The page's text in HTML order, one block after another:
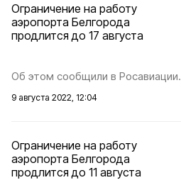
Ограничение на работу
аэропорта Белгорода
продлится до 17 августа
Об этом сообщили в Росавиации.
9 августа 2022, 12:04
Ограничение на работу
аэропорта Белгорода
продлится до 11 августа